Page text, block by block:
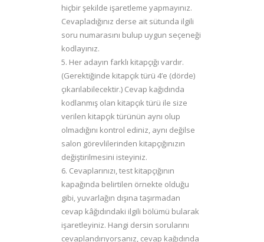
hiçbir şekilde işaretleme yapmayınız.
Cevapladığınız derse ait sütunda ilgili
soru numarasını bulup uygun seçeneği
kodlayınız.
5. Her adayın farklı kitapçığı vardır.
(Gerektiğinde kitapçık türü 4’e (dörde)
çıkarılabilecektir.) Cevap kağıdında
kodlanmış olan kitapçık türü ile size
verilen kitapçık türünün aynı olup
olmadığını kontrol ediniz, aynı değilse
salon görevlilerinden kitapçığınızın
değiştirilmesini isteyiniz.
6. Cevaplarınızı, test kitapçığının
kapağında belirtilen örnekte olduğu
gibi, yuvarlağın dışına taşırmadan
cevap kâğıdındaki ilgili bölümü bularak
işaretleyiniz. Hangi dersin sorularını
cevaplandırıyorsanız, cevap kağıdında